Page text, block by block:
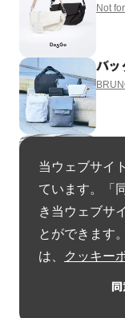
Not
バッ
Dell
Dell
ヘ
当ウェブサイ
ています。「
き当ウェブサ
とができます
は、
クッキー